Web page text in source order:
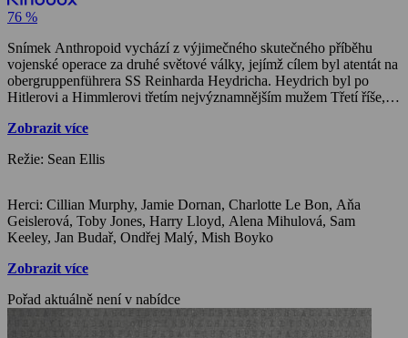
76 %
Snímek Anthropoid vychází z výjimečného skutečného příběhu
vojenské operace za druhé světové války, jejímž cílem byl atentát na
obergruppenführera SS Reinharda Heydricha. Heydrich byl po
Hitlerovi a Himmlerovi třetím nejvýznamnějším mužem Třetí říše,
okupačních sil v Československu. Vražedná a brutální vláda tohoto
Londýně k naplánování přísně tajné mise s kódovým označením
Film sleduje osudy dvou vojáků českého zahraničního odboje,
Josefa Gabčíka (Cillian Murphy) a Jana Kubiše (Jamie Dornan),
kteří provedou v prosinci 1941 výsadek do své okupované vlasti.
Vybaveni jen omezeným množstvím informací a minimální výstrojí
musejí v nacisty okupovaném a uzavřeném městě přijít na způsob,
jak spáchat atentát na Heydricha, muže, kterého řada lidí vnímala
jako Hitlerova přirozeného pokračovatele a nástupce.
Zobrazit více
Režie: Sean Ellis
Herci: Cillian Murphy, Jamie Dornan, Charlotte Le Bon, Aňa
Geislerová, Toby Jones, Harry Lloyd, Alena Mihulová, Sam
Keeley, Jan Budař, Ondřej Malý, Mish Boyko
Zobrazit více
Pořad aktuálně není v nabídce